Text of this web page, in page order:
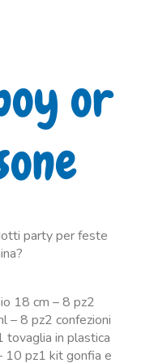
or
party per feste
18 cm – 8 pz2
– 8 pz2 confezioni
tovaglia in plastica
10 pz1 kit gonfia e